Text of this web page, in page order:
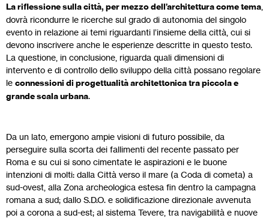
La riflessione sulla città, per mezzo dell’architettura come tema
dovrà ricondurre le ricerche sul grado di autonomia del singolo
evento in relazione ai temi riguardanti l’insieme della città, cui si
devono inscrivere anche le esperienze descritte in questo testo.
La questione, in conclusione, riguarda quali dimensioni di
intervento e di controllo dello sviluppo della città possano regolare
le connessioni di progettualità architettonica tra piccola e
grande scala urbana.
Da un lato, emergono ampie visioni di futuro possibile, da
perseguire sulla scorta dei fallimenti del recente passato per
Roma e su cui si sono cimentate le aspirazioni e le buone
intenzioni di molti: dalla Città verso il mare (a Coda di cometa) a
sud-ovest, alla Zona archeologica estesa fin dentro la campagna
romana a sud; dallo S.D.O. e solidificazione direzionale avvenuta
poi a corona a sud-est; al sistema Tevere, tra navigabilità e nuove